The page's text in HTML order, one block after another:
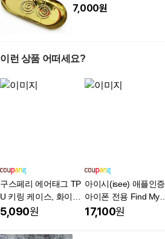
7,000원
이런 상품 어떠세요?
구스페리 에어태그 TP
U 키링 케이스, 화이트,
1개
5,090원
아이시(isee) 애플인증
아이폰 전용 Find My
아이시태그 트래커 스
17,100원